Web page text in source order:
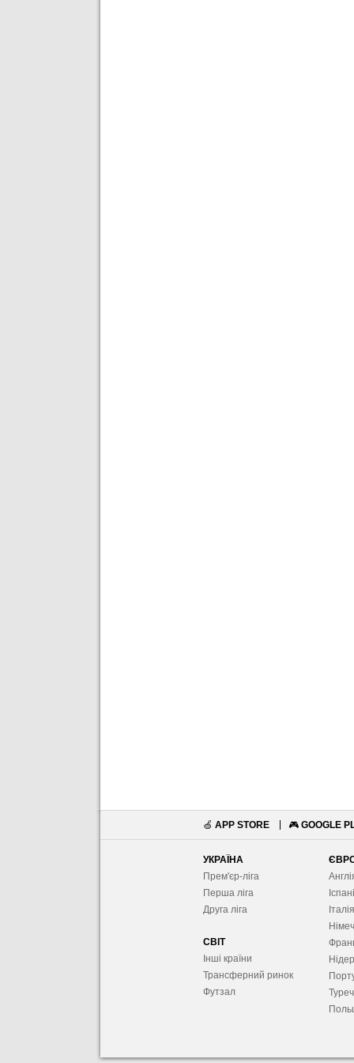
🍏 APP STORE 🎮 GOOGLE
УКРАЇНА
Прем'єр-ліга
Перша ліга
Друга ліга
СВІТ
Інші країни
Трансферний ринок
Футзал
Італія